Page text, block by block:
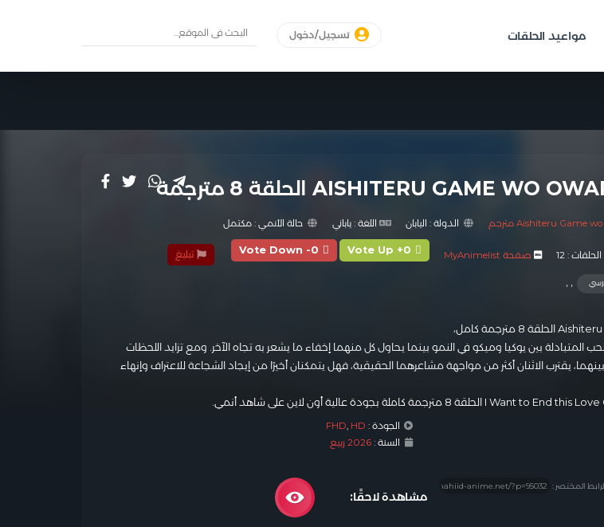
مواعيد الحلقات تسجيل/دخول
الدولة : اليابان اللغة :ياباني حالة الأنمي : مكتمل
:
12 صفحة MyAnimelist Vote Up +0
Vote Down -0 تبليغ
,
,
الحلقة 8 مترجمة كامل،
المتبادلة بين يوكيا وميكو في النمو بينما يحاول كل منهما إخفاء ما يشعر به تجاه الآخر. ومع تزايد اللحظات
يقترب الاثنان أكثر من مواجهة مشاعرهما الحقيقية، فهل يتمكنان أخيرًا من إيجاد الشجاعة للاعتراف وإنهاء
الجودة : FHD, HD
السنة : 2026 ربيع
المختصر :
مشاهدة لاحقًا: